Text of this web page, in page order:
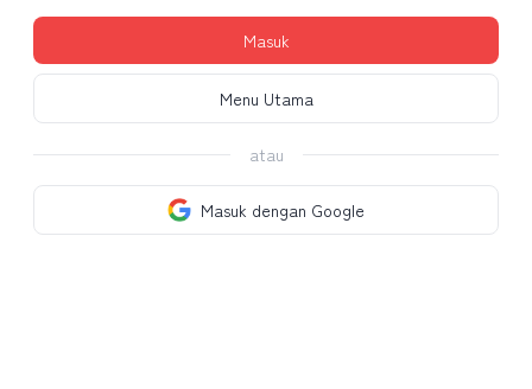
Masuk
Menu Utama
atau
Masuk dengan Google